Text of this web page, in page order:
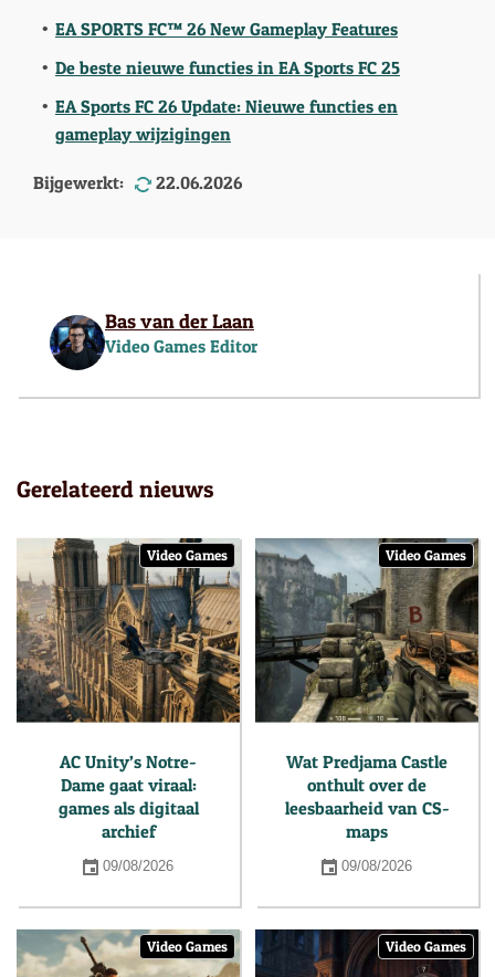
EA SPORTS FC™ 26 New Gameplay Features
De beste nieuwe functies in EA Sports FC 25
EA Sports FC 26 Update: Nieuwe functies en
gameplay wijzigingen
Bijgewerkt: 22.06.2026
Bas van der Laan
Video Games Editor
Gerelateerd nieuws
Video Games
AC Unity’s Notre-
Dame gaat viraal:
games als digitaal
archief
09/08/2026
Video Games
Wat Predjama Castle
onthult over de
leesbaarheid van CS-
maps
09/08/2026
Video Games Video Games